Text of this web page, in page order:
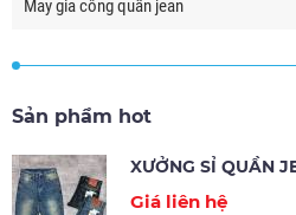
May gia công quần jean
Sản phẩm hot
XƯỞNG SỈ QUẦN
Giá liên hệ